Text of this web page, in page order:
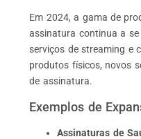
Em 2024, a gama de
assinatura continua a
serviços de streaming e
produtos físicos, novos
de assinatura.
Exemplos de
Assinaturas de